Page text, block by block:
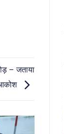
– जताया